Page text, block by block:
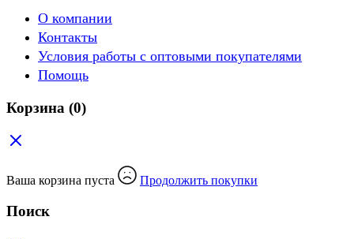
О компании
Контакты
Условия работы с оптовыми покупателями
Помощь
Корзина (0)
Ваша корзина пуста Продолжить покупки
Поиск